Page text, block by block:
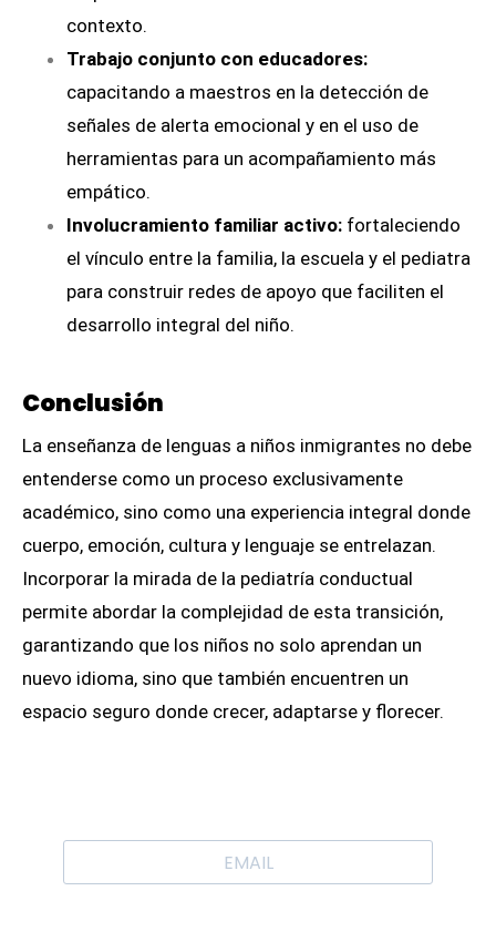
contexto.
Trabajo conjunto con educadores:
capacitando a maestros en la detección de
señales de alerta emocional y en el uso de
herramientas para un acompañamiento más
empático.
Involucramiento familiar activo: fortaleciendo
el vínculo entre la familia, la escuela y el pediatra
para construir redes de apoyo que faciliten el
desarrollo integral del niño.
Conclusión
La enseñanza de lenguas a niños inmigrantes no debe
entenderse como un proceso exclusivamente
académico, sino como una experiencia integral donde
cuerpo, emoción, cultura y lenguaje se entrelazan.
Incorporar la mirada de la pediatría conductual
permite abordar la complejidad de esta transición,
garantizando que los niños no solo aprendan un
nuevo idioma, sino que también encuentren un
espacio seguro donde crecer, adaptarse y florecer.